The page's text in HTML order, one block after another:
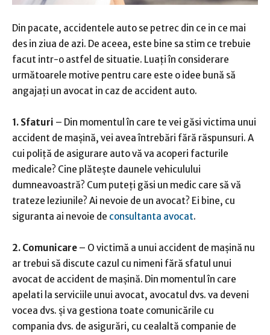
Din pacate, accidentele auto se petrec din ce in ce mai
des in ziua de azi. De aceea, este bine sa stim ce trebuie
facut intr-o astfel de situatie. Luați în considerare
următoarele motive pentru care este o idee bună să
angajați un avocat in caz de accident auto.
1. Sfaturi – Din momentul în care te vei găsi victima unui
accident de mașină, vei avea întrebări fără răspunsuri. A
cui poliță de asigurare auto vă va acoperi facturile
medicale? Cine plătește daunele vehiculului
dumneavoastră? Cum puteți găsi un medic care să vă
trateze leziunile? Ai nevoie de un avocat? Ei bine, cu
siguranta ai nevoie de consultanta avocat.
2. Comunicare – O victimă a unui accident de mașină nu
ar trebui să discute cazul cu nimeni fără sfatul unui
avocat de accident de mașină. Din momentul în care
apelati la serviciile unui avocat, avocatul dvs. va deveni
vocea dvs. și va gestiona toate comunicările cu
compania dvs. de asigurări, cu cealaltă companie de